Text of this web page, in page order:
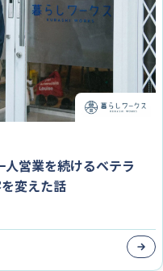
人営業を続けるベテラ
変えた話